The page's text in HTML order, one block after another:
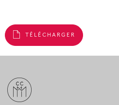
TÉLÉCHARGER